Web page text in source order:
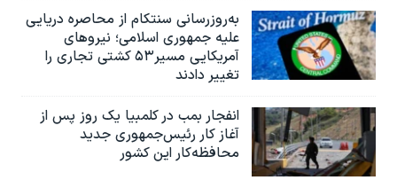
به‌روزرسانی سنتکام از محاصره دریایی
علیه جمهوری اسلامی؛ نیروهای
آمریکایی مسیر۵۳ کشتی تجاری را
تغییر دادند
انفجار بمب‌‌ در کلمبیا یک روز پس از
آغاز کار رئیس‌جمهوری جدید
محافظه‌کار این کشور